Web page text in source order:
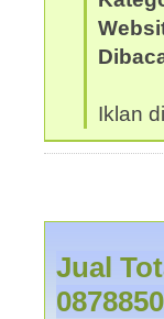
Iklan
Jual